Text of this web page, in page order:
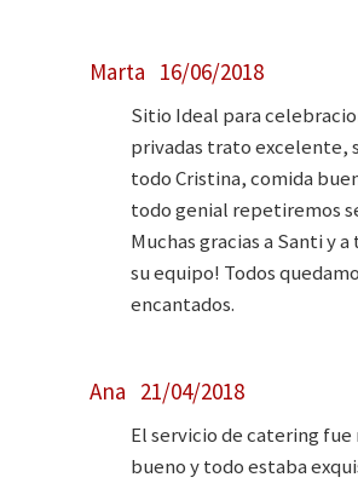
Marta 16/06/2018
Sitio Ideal para
privadas trato excelente,
todo Cristina, comida
todo genial repetiremos
Muchas gracias a Santi y a
su equipo! Todos
encantados.
Ana 21/04/2018
El servicio de catering fue
bueno y todo estaba